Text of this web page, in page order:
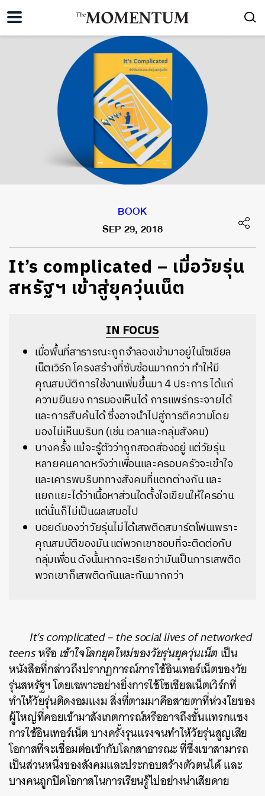
BOOK
SEP 29, 2018
It’s complicated – เมื่อวัยรุ่น
สหรัฐฯ เข้าสู่ยุควุ่นเน็ต
IN FOCUS
เมื่อพื้นที่สาธารณะถูกจำลองเข้ามาอยู่ในโซเชียล
เน็ตเวิร์ก โครงสร้างที่ซับซ้อนมากกว่า ทำให้มี
คุณสมบัติการใช้งานเพิ่มขึ้นมา 4 ประการ ได้แก่
ความยืนยง การมองเห็นได้ การแพร่กระจายได้
และการสืบค้นได้ ซึ่งอาจนำไปสู่การตีความโดย
มองไม่เห็นบริบท (เช่น เวลาและกลุ่มสังคม)
บางครั้ง แม้จะรู้ตัวว่าถูกสอดส่องอยู่ แต่วัยรุ่น
หลายคนคาดหวังว่าเพื่อนและครอบครัวจะเข้าใจ
และเคารพบริบททางสังคมที่แตกต่างกัน และ
แยกแยะได้ว่าเนื้อหาส่วนใดตั้งใจเขียนให้ใครอ่าน
แต่นั่นก็ไม่เป็นผลเสมอไป
บอยด์มองว่าวัยรุ่นไม่ได้เสพติดสมาร์ตโฟนเพราะ
คุณสมบัติของมัน แต่พวกเขาชอบที่จะติดต่อกับ
กลุ่มเพื่อน ดังนั้นหากจะเรียกว่ามันเป็นการเสพติด
พวกเขาก็เสพติดกันและกันมากกว่า
It’s complicated – the social lives of networked
teensหรือ เข้าใจโลกยุคใหม่ของวัยรุ่นยุควุ่นเน็ตเป็น
หนังสือที่กล่าวถึงปรากฏการณ์การใช้อินเทอร์เน็ตของวัย
รุ่นสหรัฐฯ โดยเฉพาะอย่างยิ่งการใช้โซเชียลเน็ตเวิร์กที่
ทำให้วัยรุ่นติดงอมแงม สิ่งที่ตามมาคือสายตาที่ห่วงใยของ
ผู้ใหญ่ที่คอยเข้ามาสังเกตการณ์หรืออาจถึงขั้นแทรกแซง
การใช้อินเทอร์เน็ต บางครั้งรุนแรงจนทำให้วัยรุ่นสูญเสีย
โอกาสที่จะเชื่อมต่อเข้ากับโลกสาธารณะ ที่ซึ่งเขาสามารถ
เป็นส่วนหนึ่งของสังคมและประกอบสร้างตัวตนได้ และ
บางคนถูกปิดโอกาสในการเรียนรู้ไปอย่างน่าเสียดาย